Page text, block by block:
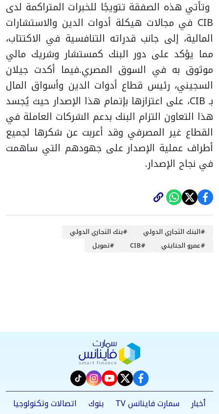
وتأتي هذه الصفقة تتويجًا للخبرات المتراكمة لدى
CIB في مجالات هيكلة أدوات الدين والاستشارات
المالية، إلى جانب قدراته التنافسية في الاكتتاب،
مما يؤكد على دور البنك كمستشار وشريك مالي
موثوق به في السوق المصري.فيما أكدت جيلان
السجيني، رئيس قطاع أدوات الدين وأسواق المال
بـ CIB، على اعتزازها بإتمام هذا الإصدار حيث يُجسد
هذا التعاون التزام البنك بدعم الشركات العاملة في
القطاع غير المصرفي وقد أعربت عن شكرها لجميع
أطراف عملية الإصدار على جهودهم التي ساهمت
في نجاح الإصدار.
#البنك التجاري الدولي #بنك التجاري الدولي
#عمرو الجنايني #
CIB
#تمويل
facebook
twitter
youtube
instagram
tiktok
أخبار
سمارت فاينانس TV بنوك اتصالات وتكنولوجيا